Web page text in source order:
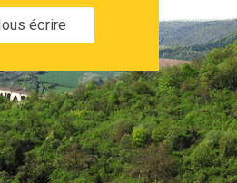
écrire